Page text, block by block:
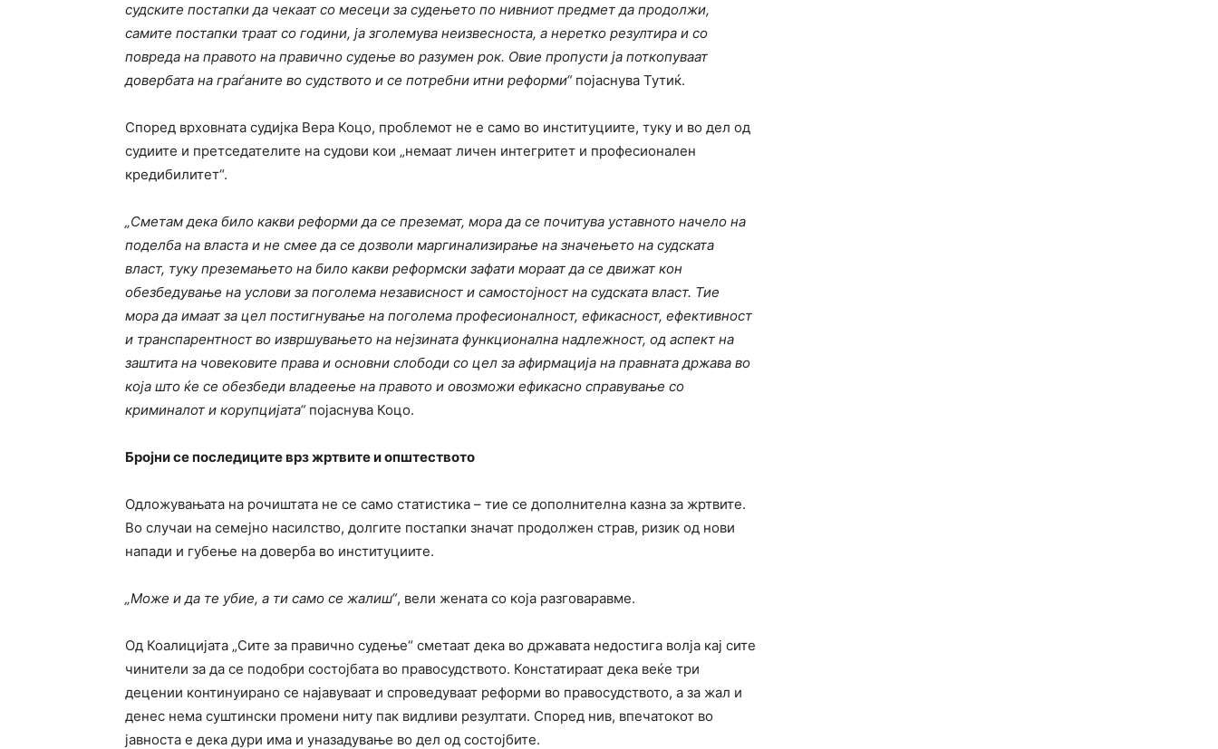
судските постапки да чекаат со месеци за судењето по нивниот предмет да продолжи,
самите постапки траат со години, ја зголемува неизвесноста, а неретко резултира и со
повреда на правото на правично судење во разумен рок. Овие пропусти ја поткопуваат
довербата на граѓаните во судството и се потребни итни реформи“појаснува Тутиќ.
Според врховната судијка Вера Коцо, проблемот не е само во институциите, туку и во дел од
судиите и претседателите на судови кои „немаат личен интегритет и професионален
кредибилитет“.
„Сметам дека било какви реформи да се преземат, мора да се почитува уставното начело на
поделба на власта и не смее да се дозволи маргинализирање на значењето на судската
власт, туку преземањето на било какви реформски зафати мораат да се движат кон
обезбедување на услови за поголема независност и самостојност на судската власт. Тие
мора да имаат за цел постигнување на поголема професионалност, ефикасност, ефективност
и транспарентност во извршувањето на нејзината функционална надлежност, од аспект на
заштита на човековите права и основни слободи со цел за афирмација на правната држава во
која што ќе се обезбеди владеење на правото и овозможи ефикасно справување со
криминалот и корупцијата“појаснува Коцо.
Бројни се последиците врз жртвите и општеството
Одложувањата на рочиштата не се само статистика – тие се дополнителна казна за жртвите.
Во случаи на семејно насилство, долгите постапки значат продолжен страв, ризик од нови
напади и губење на доверба во институциите.
„Може и да те убие, а ти само се жалиш“, вели жената со која разговаравме.
Од Коалицијата „Сите за правично судење“ сметаат дека во државата недостига волја кај сите
чинители за да се подобри состојбата во правосудството. Констатираат дека веќе три
децении континуирано се најавуваат и спроведуваат реформи во правосудството, а за жал и
денес нема суштински промени ниту пак видливи резултати. Според нив, впечатокот во
јавноста е дека дури има и уназадување во дел од состојбите.